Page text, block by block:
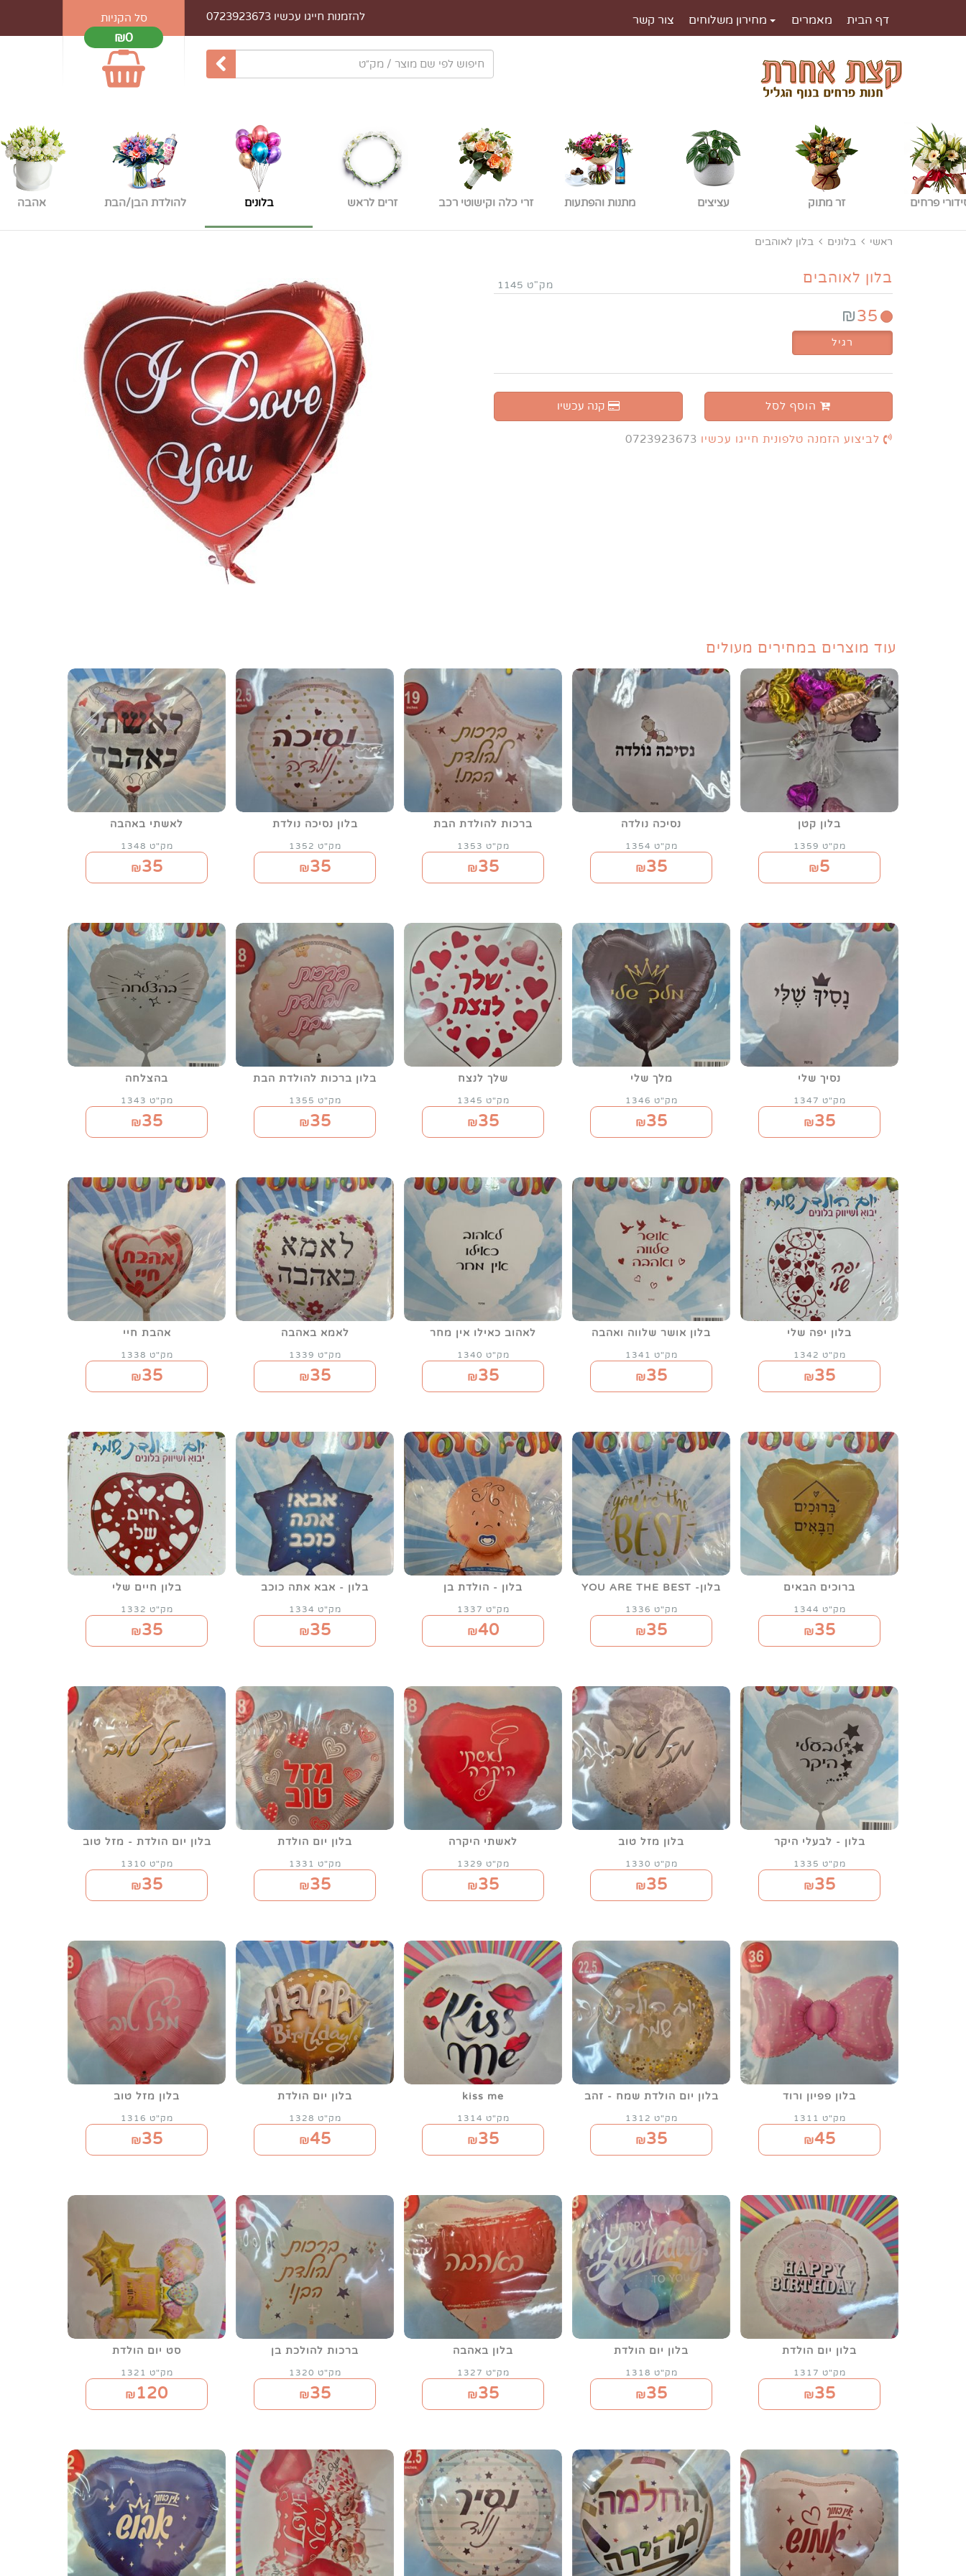
סל הקניות
₪0
להזמנות חייגו עכשיו 0723923673 דף הבית מאמרים מחירון משלוחים צור קשר
פרחים זר מתוק עציצים מתנות והפתעות זרי כלה וקישוטי רכב זרים לראש בלונים להולדת הבן/הבת אהבה
ראשי בלונים בלון לאוהבים
בלון לאוהבים מק"ט 1145
₪35
רגיל
הוסף לסל קנה עכשיו
לביצוע הזמנה טלפונית חייגו עכשיו 0723923673
עוד מוצרים במחירים מעולים
בלון קטן
מק"ט 1359
₪5
נסיכה נולדה
מק"ט 1354
₪35
ברכות להולדת הבת
מק"ט 1353
₪35
בלון נסיכה נולדת
מק"ט 1352
₪35
לאשתי באהבה
מק"ט 1348
₪35
נסיך שלי
מק"ט 1347
₪35
מלך שלי
מק"ט 1346
₪35
שלך לנצח
מק"ט 1345
₪35
בלון ברכות להולדת הבת
מק"ט 1355
₪35
בהצלחה
מק"ט 1343
₪35
בלון יפה שלי
מק"ט 1342
₪35
בלון אושר שלווה ואהבה
מק"ט 1341
₪35
לאהוב כאילו אין מחר
מק"ט 1340
₪35
לאמא באהבה
מק"ט 1339
₪35
אהבת חיי
מק"ט 1338
₪35
ברוכים הבאים
מק"ט 1344
₪35
בלון- YOU ARE THE BEST
מק"ט 1336
₪35
בלון - הולדת בן
מק"ט 1337
₪40
בלון - אבא אתה כוכב
מק"ט 1334
₪35
בלון חיים שלי
מק"ט 1332
₪35
בלון - לבעלי היקר
מק"ט 1335
₪35
בלון מזל טוב
מק"ט 1330
₪35
לאשתי היקרה
מק"ט 1329
₪35
בלון יום הולדת
מק"ט 1331
₪35
בלון יום הולדת - מזל טוב
מק"ט 1310
₪35
בלון פפיון ורוד
מק"ט 1311
₪45
בלון יום הולדת שמח - זהב
מק"ט 1312
₪35
kiss me
מק"ט 1314
₪35
בלון יום הולדת
מק"ט 1328
₪45
בלון מזל טוב
מק"ט 1316
₪35
בלון יום הולדת
מק"ט 1317
₪35
בלון יום הולדת
מק"ט 1318
₪35
בלון באהבה
מק"ט 1327
₪35
ברכות להולכת בן
מק"ט 1320
₪35
סט יום הולדת
מק"ט 1321
₪ 120